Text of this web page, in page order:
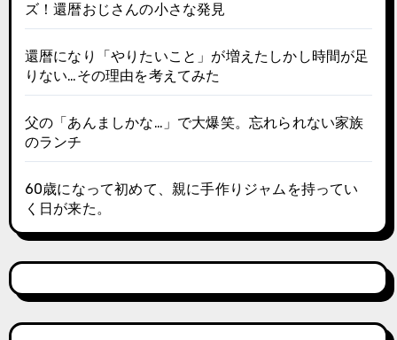
ズ！還暦おじさんの小さな発見
還暦になり「やりたいこと」が増えたしかし時間が足
りない…その理由を考えてみた
父の「あんましかな…」で大爆笑。忘れられない家族
のランチ
60歳になって初めて、親に手作りジャムを持ってい
く日が来た。